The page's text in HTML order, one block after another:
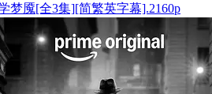
梦魇[全3集][简繁英字幕].2160p